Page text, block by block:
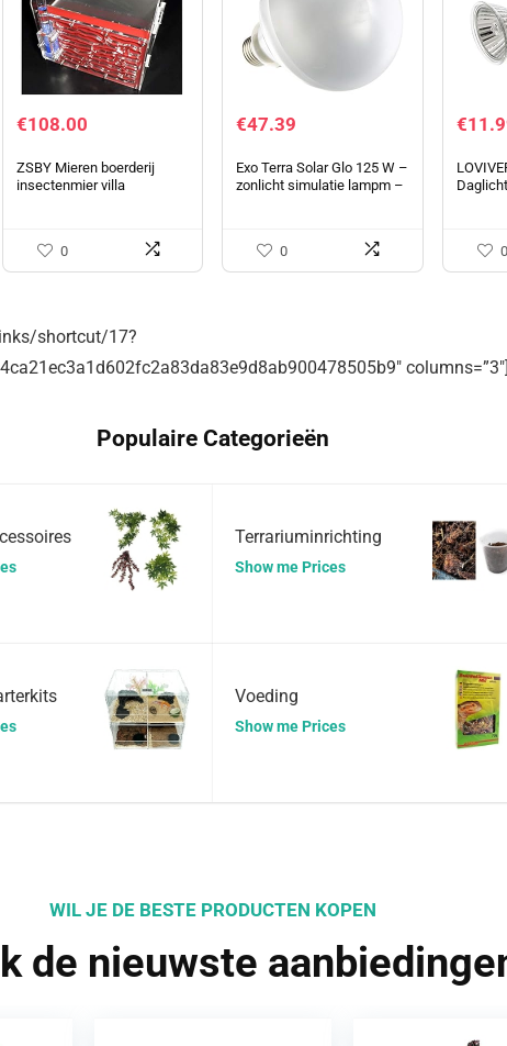
€108.00
ZSBY Mieren boerderij
insectenmier villa
abservatie…
0
€47.39
Exo Terra Solar Glo 125 W –
zonlicht simulatie lampm –
0
€
0
shortcut/17?
columns=”3″]
Populaire Categorieën
Terrariuminrichting
Show me Prices
Voeding
Show me Prices
WIL JE DE BESTE PRODUCTEN KOPEN
de nieuwste